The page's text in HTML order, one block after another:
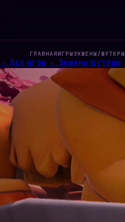
ГЛАВНАЯ ИГРЫ ЭКШЕНЫ/ШУТЕРЫ
← Все игры ← Экшены/шутеры